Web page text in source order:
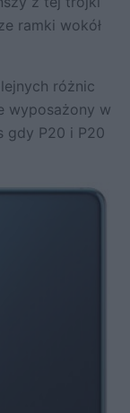
ramki wokół
różnic
wyposażony w
gdy P20 i P20